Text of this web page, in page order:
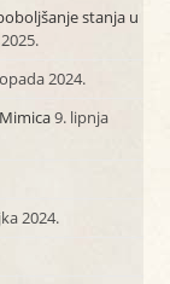
stanja u
2024.
9. lipnja
2024.